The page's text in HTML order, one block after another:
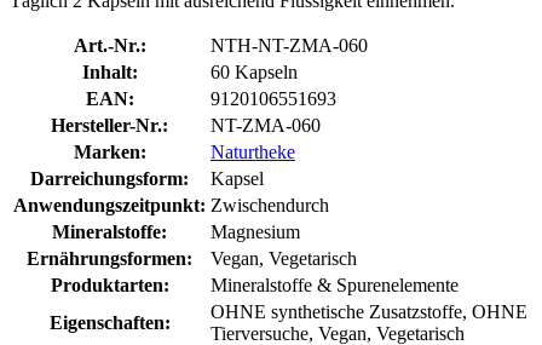
Art.-Nr.:
NTH-NT-ZMA-060
Inhalt:
60 Kapseln
EAN:
9120106551693
Hersteller-Nr.:
NT-ZMA-060
Marken:
Naturtheke
Darreichungsform:
Kapsel
Anwendungszeitpunkt: Zwischendurch
Mineralstoffe:
Magnesium
Ernährungsformen:
Vegan, Vegetarisch
Produktarten:
Mineralstoffe & Spurenelemente
Eigenschaften:
OHNE synthetische Zusatzstoffe, OHNE
Tierversuche, Vegan, Vegetarisch